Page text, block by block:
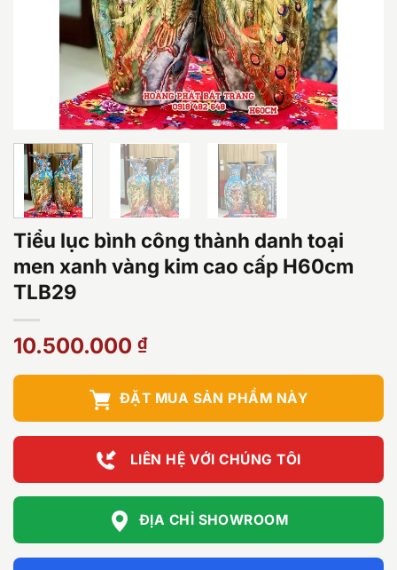
Tiểu lục bình công thành danh toại
men xanh vàng kim cao cấp H60cm
TLB29
10.500.000 ₫
ĐẶT MUA SẢN PHẨM NÀY
LIÊN HỆ VỚI CHÚNG TÔI
ĐỊA CHỈ SHOWROOM